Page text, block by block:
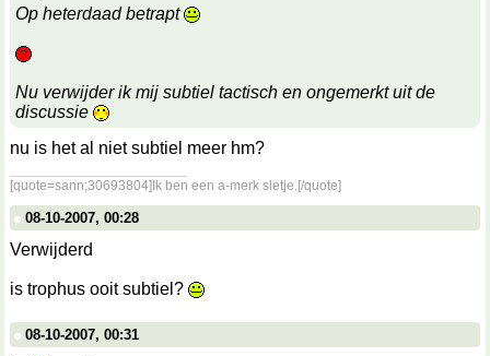
Op heterdaad betrapt
Nu verwijder ik mij subtiel tactisch en ongemerkt uit de
discussie
nu is het al niet subtiel meer hm?
[quote=sann;30693804]Ik ben een a-merk sletje.[/quote]
08-10-2007, 00:28
Verwijderd
is trophus ooit subtiel?
08-10-2007, 00:31